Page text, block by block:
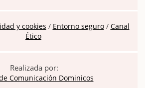
y cookies / Entorno seguro / Canal
Ético
Realizada por:
Comunicación Dominicos